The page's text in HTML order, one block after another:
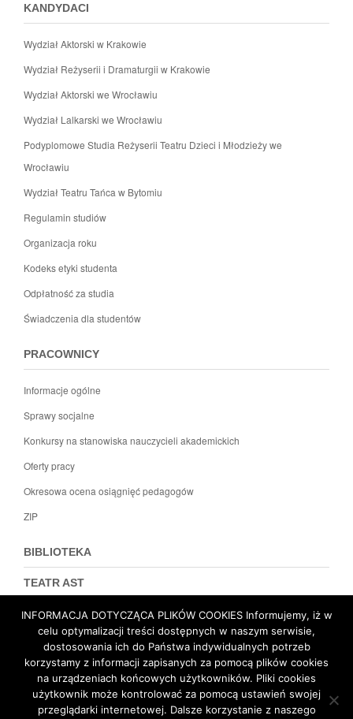
INFORMACJA DOTYCZĄCA PLIKÓW COOKIES Informujemy, iż w
celu optymalizacji treści dostępnych w naszym serwisie,
dostosowania ich do Państwa indywidualnych potrzeb
korzystamy z informacji zapisanych za pomocą plików cookies
na urządzeniach końcowych użytkowników. Pliki cookies
użytkownik może kontrolować za pomocą ustawień swojej
przeglądarki internetowej. Dalsze korzystanie z naszego
KANDYDACI
Wydział Aktorski w Krakowie
Wydział Reżyserii i Dramaturgii w Krakowie
Wydział Aktorski we Wrocławiu
Wydział Lalkarski we Wrocławiu
Podyplomowe Studia Reżyserii Teatru Dzieci i Młodzieży we
Wrocławiu
Wydział Teatru Tańca w Bytomiu
Regulamin studiów
Organizacja roku
Kodeks etyki studenta
Odpłatność za studia
Świadczenia dla studentów
PRACOWNICY
Informacje ogólne
Sprawy socjalne
Konkursy na stanowiska nauczycieli akademickich
Oferty pracy
Okresowa ocena osiągnięć pedagogów
ZIP
BIBLIOTEKA
TEATR AST
DZIEKANAT
Polityka prywatności Deklaracja dostępności
Mapa witryny